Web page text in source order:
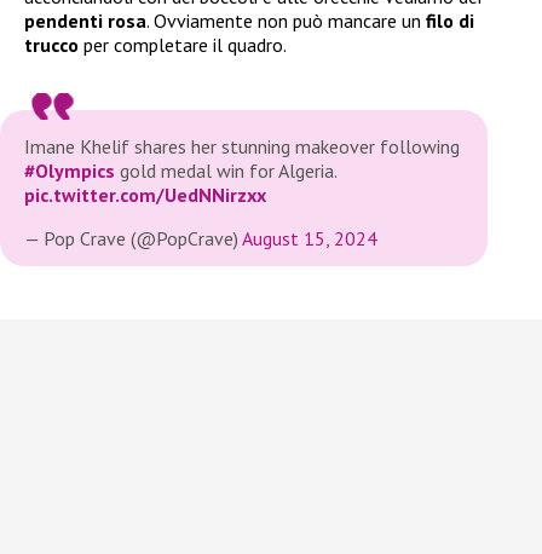
pendenti rosa. Ovviamente non può mancare un filo di
trucco per completare il quadro.
Imane Khelif shares her stunning makeover following
#Olympics gold medal win for Algeria.
pic.twitter.com/UedNNirzxx
— Pop Crave (@PopCrave) August 15, 2024